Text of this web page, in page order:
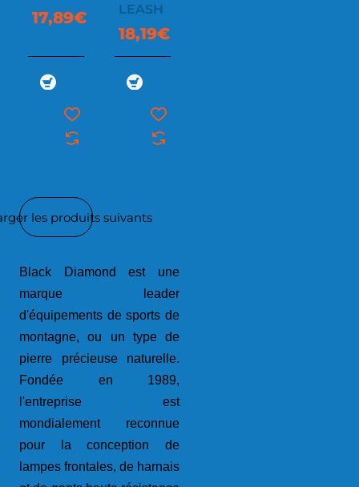
17,89€
LEASH
18,19€
les produits suivants
Black Diamond est une
marque leader
d'équipements de sports de
montagne, ou un type de
pierre précieuse naturelle.
Fondée en 1989,
l'entreprise est
mondialement reconnue
pour la conception de
lampes frontales, de harnais